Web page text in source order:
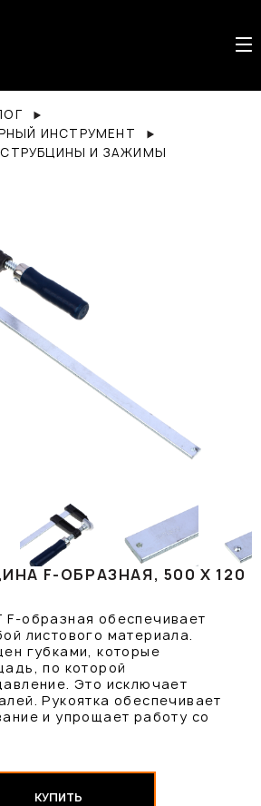
ИНСТРУМЕНТ
И ЗАЖИМЫ
F-ОБРАЗНАЯ, 500 Х 120
образная обеспечивает
листового материала.
губками, которые
по которой
Это исключает
Рукоятка обеспечивает
и упрощает работу со
КУПИТЬ